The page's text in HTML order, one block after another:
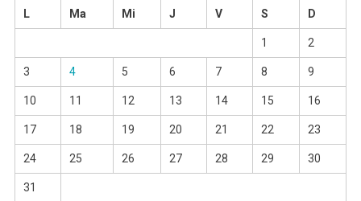
L
Ma Mi J V S D
1 2
3 4 5 6 7 8 9
10 11 12 13 14 15 16
17 18 19 20 21 22 23
24 25 26 27 28 29 30
31